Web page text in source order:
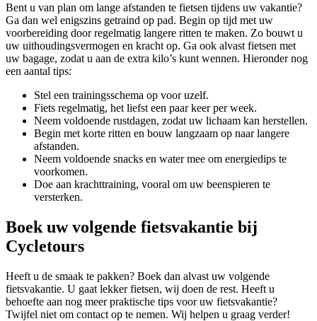
Bent u van plan om lange afstanden te fietsen tijdens uw vakantie?
Ga dan wel enigszins getraind op pad. Begin op tijd met uw
voorbereiding door regelmatig langere ritten te maken. Zo bouwt u
uw uithoudingsvermogen en kracht op. Ga ook alvast fietsen met
uw bagage, zodat u aan de extra kilo’s kunt wennen. Hieronder nog
een aantal tips:
Stel een trainingsschema op voor uzelf.
Fiets regelmatig, het liefst een paar keer per week.
Neem voldoende rustdagen, zodat uw lichaam kan herstellen.
Begin met korte ritten en bouw langzaam op naar langere
afstanden.
Neem voldoende snacks en water mee om energiedips te
voorkomen.
Doe aan krachttraining, vooral om uw beenspieren te
versterken.
Boek uw volgende fietsvakantie bij
Cycletours
Heeft u de smaak te pakken? Boek dan alvast uw volgende
fietsvakantie. U gaat lekker fietsen, wij doen de rest. Heeft u
behoefte aan nog meer praktische tips voor uw fietsvakantie?
Twijfel niet om contact op te nemen. Wij helpen u graag verder!